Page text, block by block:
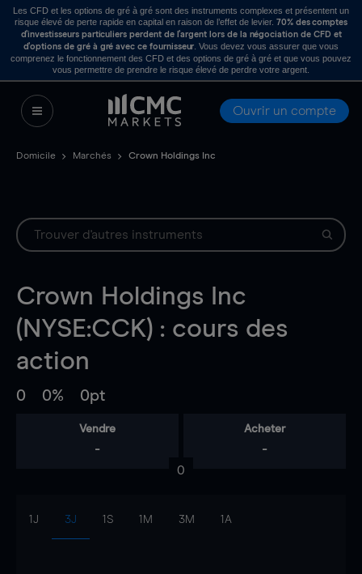
Les CFD et les options de gré à gré sont des instruments complexes et présentent un
risque élevé de perte rapide en capital en raison de l’effet de levier. 70% des comptes
d’investisseurs particuliers perdent de l’argent lors de la négociation de CFD et
d’options de gré à gré avec ce fournisseur . Vous devez vous assurer que vous
comprenez le fonctionnement des CFD et des options de gré à gré et que vous pouvez
vous permettre de prendre le risque élevé de perdre votre argent.
Ouvrir un compte
Domicile Marchés Crown Holdings Inc
Crown Holdings Inc
(NYSE:CCK) : cours des
action
0 0% 0pt
Vendre
-
Acheter
-
0
1J 3J 1S 1M 3M 1A